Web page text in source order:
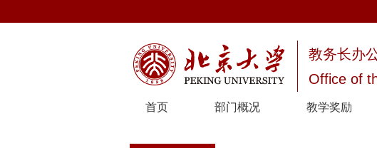
教务长办
Office of
首页 部门概况 教学奖励